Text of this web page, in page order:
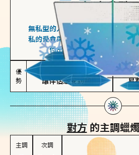
無私型
海鹽、雪花
無私型的人傾向用心呵護、滿足另
私的愛會帶來緊密的關係連結，但
付出中迷失自我，忽略自己
優
勢
讓伴侶感受到關懷
易
對方的主調蠟
主調 次調